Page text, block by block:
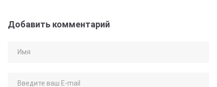
Добавить комментарий